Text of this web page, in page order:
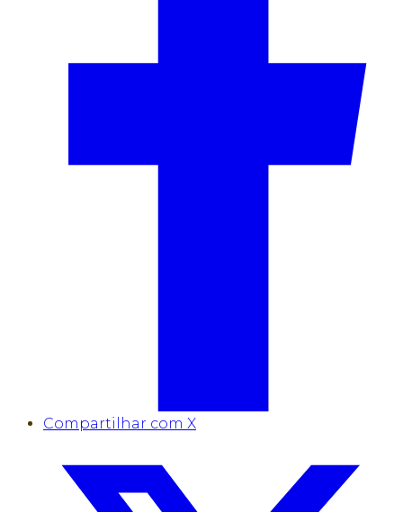
Compartilhar com X